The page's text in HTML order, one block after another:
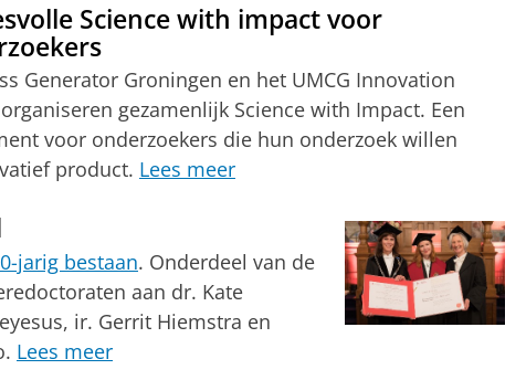
Science with impact voor
Generator Groningen en het UMCG Innovation
gezamenlijk Science with Impact. Een
voor onderzoekers die hun onderzoek willen
product. Lees meer
jarig bestaan. Onderdeel van de
aan dr. Kate
ir. Gerrit Hiemstra en
Lees meer